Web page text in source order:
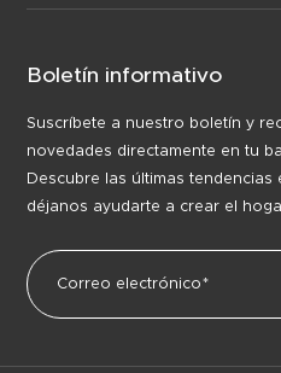
Boletín informativo
Suscríbete a nuestro boletín y
novedades directamente en tu
Descubre las últimas tendencias
déjanos ayudarte a crear el